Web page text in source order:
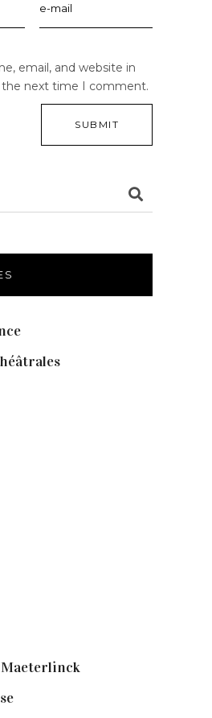
email, and website in
the next time I comment.